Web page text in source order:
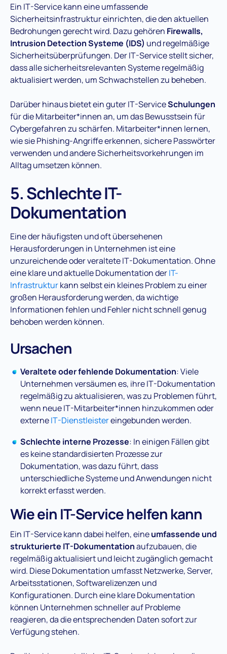
Ein IT-Service kann eine umfassende
Sicherheitsinfrastruktur einrichten, die den aktuellen
Bedrohungen gerecht wird. Dazu gehören Firewalls,
Intrusion Detection Systeme (IDS) und regelmäßige
Sicherheitsüberprüfungen. Der IT-Service stellt sicher,
dass alle sicherheitsrelevanten Systeme regelmäßig
aktualisiert werden, um Schwachstellen zu beheben​.
Darüber hinaus bietet ein guter IT-ServiceSchulungen
für die Mitarbeiter*innen an, um das Bewusstsein für
Cybergefahren zu schärfen. Mitarbeiter*innen lernen,
wie sie Phishing-Angriffe erkennen, sichere Passwörter
verwenden und andere Sicherheitsvorkehrungen im
Alltag umsetzen können​.
5. Schlechte IT-
Dokumentation
Eine der häufigsten und oft übersehenen
Herausforderungen in Unternehmen ist eine
unzureichende oder veraltete IT-Dokumentation. Ohne
eine klare und aktuelle Dokumentation derIT-
Infrastrukturkann selbst ein kleines Problem zu einer
großen Herausforderung werden, da wichtige
Informationen fehlen und Fehler nicht schnell genug
behoben werden können​.
Ursachen
Veraltete oder fehlende Dokumentation: Viele
Unternehmen versäumen es, ihre IT-Dokumentation
regelmäßig zu aktualisieren, was zu Problemen führt,
wenn neue IT-Mitarbeiter*innen hinzukommen oder
externeIT-Dienstleistereingebunden werden​.
Schlechte interne Prozesse: In einigen Fällen gibt
es keine standardisierten Prozesse zur
Dokumentation, was dazu führt, dass
unterschiedliche Systeme und Anwendungen nicht
korrekt erfasst werden​.
Wie ein IT-Service helfen kann
Ein IT-Service kann dabei helfen, eineumfassende und
strukturierte IT-Dokumentationaufzubauen, die
regelmäßig aktualisiert und leicht zugänglich gemacht
wird. Diese Dokumentation umfasst Netzwerke, Server,
Arbeitsstationen, Softwarelizenzen und
Konfigurationen. Durch eine klare Dokumentation
können Unternehmen schneller auf Probleme
reagieren, da die entsprechenden Daten sofort zur
Verfügung stehen​.